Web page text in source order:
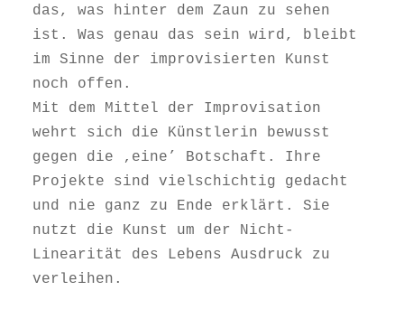
das, was hinter dem Zaun zu sehen
ist. Was genau das sein wird, bleibt
im Sinne der improvisierten Kunst
noch offen.
Mit dem Mittel der Improvisation
wehrt sich die Künstlerin bewusst
gegen die ‚eine’ Botschaft. Ihre
Projekte sind vielschichtig gedacht
und nie ganz zu Ende erklärt. Sie
nutzt die Kunst um der Nicht-
Linearität des Lebens Ausdruck zu
verleihen.